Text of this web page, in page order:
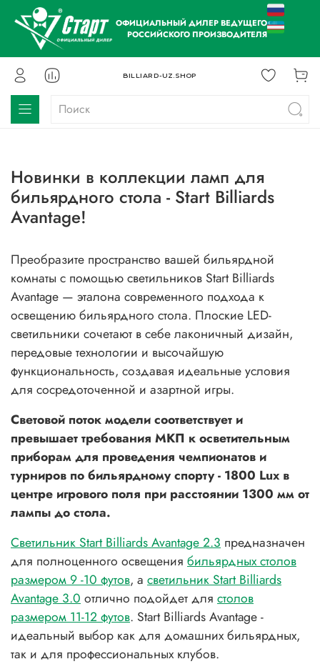
ОФИЦИАЛЬНЫЙ ДИЛЕР ВЕДУЩЕГО
РОССИЙСКОГО ПРОИЗВОДИТЕЛЯ
BILLIARD-UZ.SHOP
Новинки в коллекции ламп для
бильярдного стола - Start Billiards
Avantage!
Преобразите пространство вашей бильярдной
комнаты с помощью светильников Start Billiards
Avantage — эталона современного подхода к
освещению бильярдного стола. Плоские LED-
светильники сочетают в себе лаконичный дизайн,
передовые технологии и высочайшую
функциональность, создавая идеальные условия
для сосредоточенной и азартной игры.
Световой поток модели соответствует и
превышает требования МКП к осветительным
приборам для проведения чемпионатов и
турниров по бильярдному спорту - 1800 Lux в
центре игрового поля при расстоянии 1300 мм от
лампы до стола.
Светильник Start Billiards Avantage 2.3 предназначен
для полноценного освещения бильярдных столов
размером 9 -10 футов, а светильник Start Billiards
Avantage 3.0 отлично подойдет для столов
размером 11-12 футов. Start Billiards Avantage -
идеальный выбор как для домашних бильярдных,
так и для профессиональных клубов.